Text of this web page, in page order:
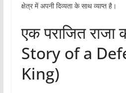
क्षेत्र में अपनी दिव्यता के साथ व्याप्त है।
एक पराजित
Story of a
King)